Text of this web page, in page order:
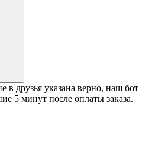
в друзья указана верно, наш бот
5 минут после оплаты заказа.